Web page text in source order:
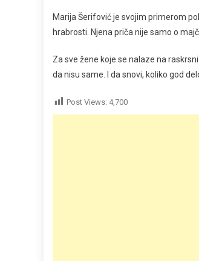
Marija Šerifović je svojim primerom
hrabrosti. Njena priča nije samo o
Za sve žene koje se nalaze na
da nisu same. I da snovi, koliko god
Post Views: 4,700